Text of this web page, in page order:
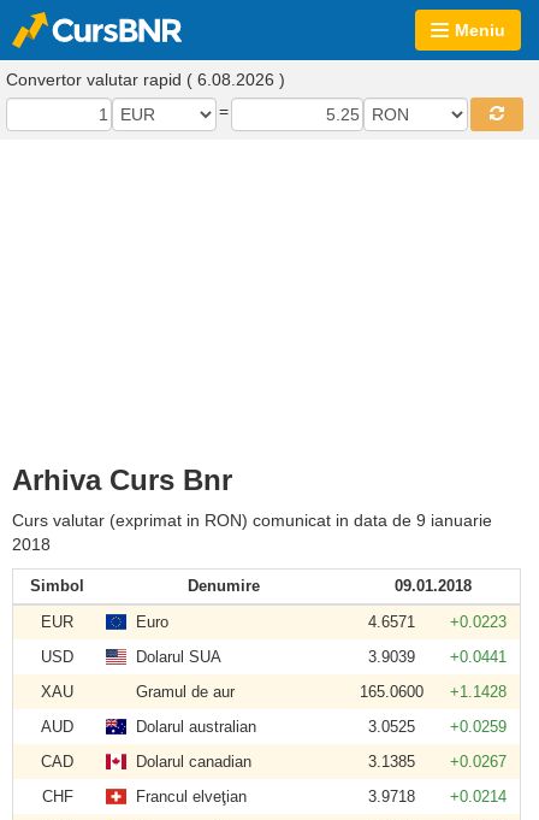
Meniu
Convertor valutar rapid ( 6.08.2026 )
=
Arhiva Curs Bnr
Curs valutar (exprimat in RON) comunicat in data de 9 ianuarie
2018
Simbol Denumire
09.01.2018
EUR
Euro 4.6571
+0.0223
USD
Dolarul SUA 3.9039
+0.0441
XAU
Gramul de aur 165.0600
+1.1428
AUD
Dolarul australian 3.0525
+0.0259
CAD
Dolarul canadian 3.1385
+0.0267
CHF
Francul elveţian 3.9718
+0.0214